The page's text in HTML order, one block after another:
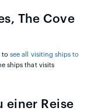
The Cove
tosee all visiting ships to
ships that visits
einer Reise